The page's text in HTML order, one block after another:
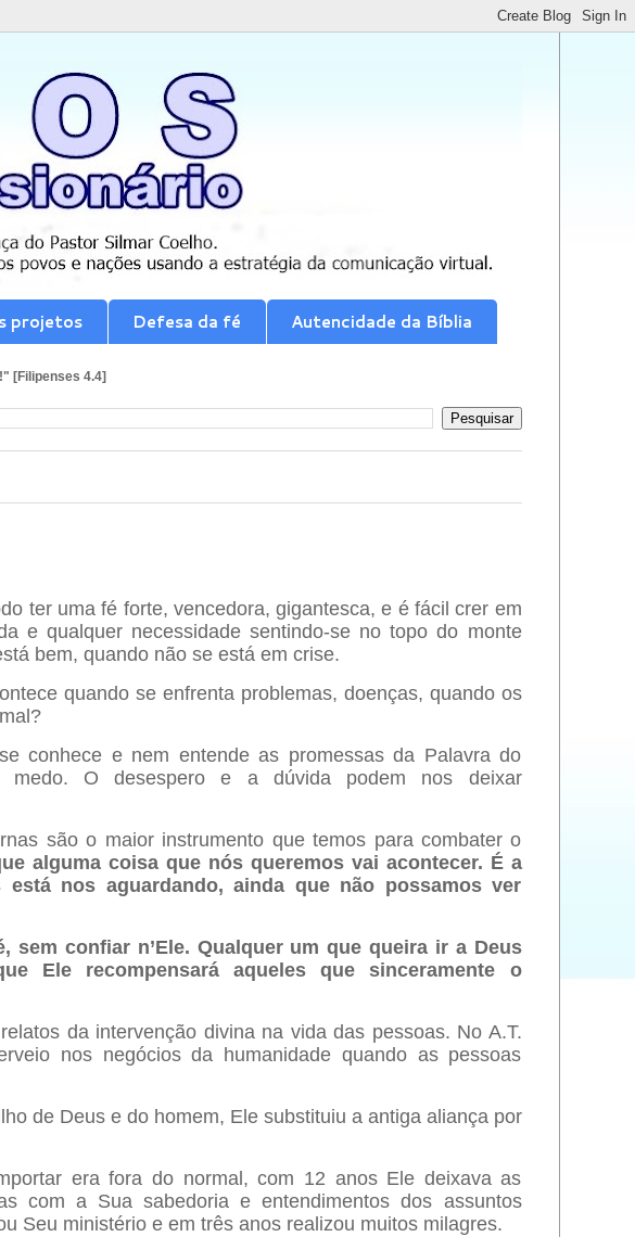
projetos Defesa da fé Autencidade da Bíblia
[Filipenses 4.4]
ter uma fé forte, vencedora, gigantesca, e é fácil crer em
e qualquer necessidade sentindo-se no topo do monte
bem, quando não se está em crise.
quando se enfrenta problemas, doenças, quando os
conhece e nem entende as promessas da Palavra do
medo. O desespero e a dúvida podem nos deixar
são o maior instrumento que temos para combater o
alguma coisa que nós queremos vai acontecer. É a
nos aguardando, ainda que não possamos ver
sem confiar n’Ele. Qualquer um que queira ir a Deus
Ele recompensará aqueles que sinceramente o
da intervenção divina na vida das pessoas. No A.T.
nos negócios da humanidade quando as pessoas
de Deus e do homem, Ele substituiu a antiga aliança por
era fora do normal, com 12 anos Ele deixava as
com a Sua sabedoria e entendimentos dos assuntos
Seu ministério e em três anos realizou muitos milagres.